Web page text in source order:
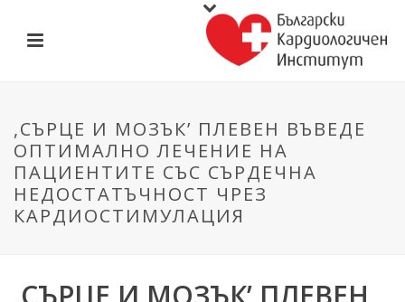
,СЪРЦЕ И МОЗЪК’ ПЛЕВЕН ВЪВЕДЕ
ОПТИМАЛНО ЛЕЧЕНИЕ НА
ПАЦИЕНТИТЕ СЪС СЪРДЕЧНА
НЕДОСТАТЪЧНОСТ ЧРЕЗ
КАРДИОСТИМУЛАЦИЯ